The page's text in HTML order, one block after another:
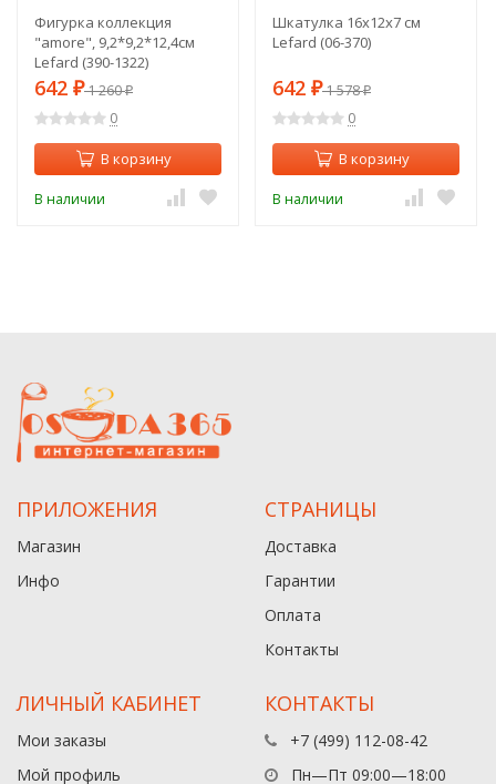
Фигурка коллекция
"amore", 9,2*9,2*12,4см
Lefard (390-1322)
642 ₽1 260₽
0
В корзину
В наличии
Шкатулка 16х12х7 см
Lefard (06-370)
642 ₽1 578₽
0
В корзину
В наличии
ПРИЛОЖЕНИЯ
Магазин
Инфо
СТРАНИЦЫ
Доставка
Гарантии
Оплата
Контакты
ЛИЧНЫЙ КАБИНЕТ
Мои заказы
Мой профиль
КОНТАКТЫ
+7 (499) 112-08-42
Пн—Пт 09:00—18:00